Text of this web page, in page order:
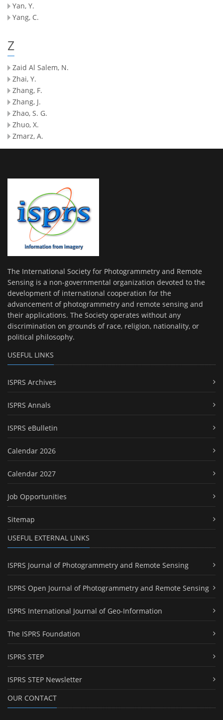
Yan, Y.
Yang, C.
Z
Zaid Al Salem, N.
Zhai, Y.
Zhang, F.
Zhang, J.
Zhao, S. G.
Zhuo, X.
Zmarz, A.
The International Society for Photogrammetry and Remote
Sensing is a non-governmental organization devoted to the
development of international cooperation for the
advancement of photogrammetry and remote sensing and
their applications. The Society operates without any
discrimination on grounds of race, religion, nationality, or
political philosophy.
USEFUL LINKS
ISPRS Archives
ISPRS Annals
ISPRS eBulletin
Calendar 2026
Calendar 2027
Job Opportunities
Sitemap
USEFUL EXTERNAL LINKS
ISPRS Journal of Photogrammetry and Remote Sensing
ISPRS Open Journal of Photogrammetry and Remote Sensing
ISPRS International Journal of Geo-Information
The ISPRS Foundation
ISPRS STEP
ISPRS STEP Newsletter
OUR CONTACT